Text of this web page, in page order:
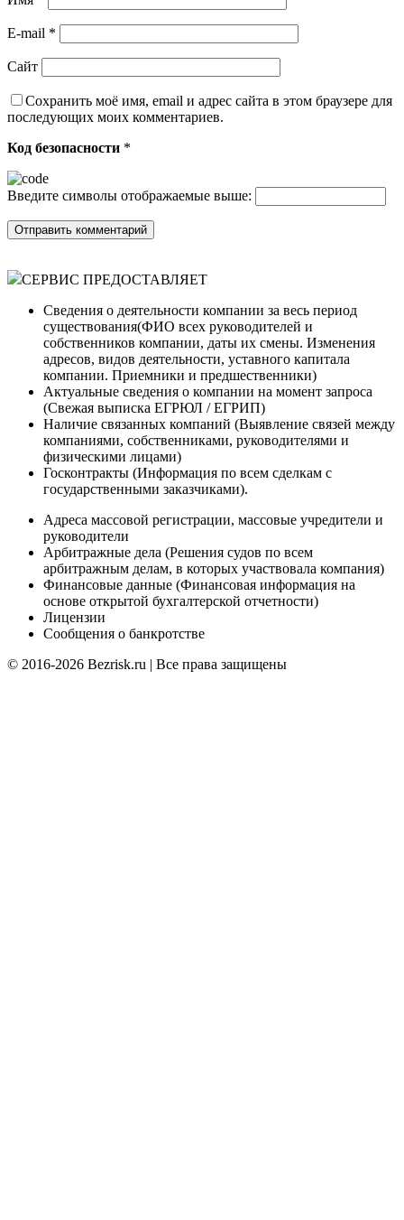
E-mail *
Сайт
Сохранить моё имя, email и адрес сайта в этом браузере для
последующих моих комментариев.
Код безопасности *
Введите символы отображаемые выше:
СЕРВИС ПРЕДОСТАВЛЯЕТ
Сведения о деятельности компании за весь период
существования(ФИО всех руководителей и
собственников компании, даты их смены. Изменения
адресов, видов деятельности, уставного капитала
компании. Приемники и предшественники)
Актуальные сведения о компании на момент запроса
(Cвежая выписка ЕГРЮЛ / ЕГРИП)
Наличие связанных компаний (Выявление связей между
компаниями, собственниками, руководителями и
физическими лицами)
Госконтракты (Информация по всем сделкам с
государственными заказчиками).
Адреса массовой регистрации, массовые учредители и
руководители
Арбитражные дела (Решения судов по всем
арбитражным делам, в которых участвовала компания)
Финансовые данные (Финансовая информация на
основе открытой бухгалтерской отчетности)
Лицензии
Сообщения о банкротстве
© 2016-2026 Bezrisk.ru | Все права защищены